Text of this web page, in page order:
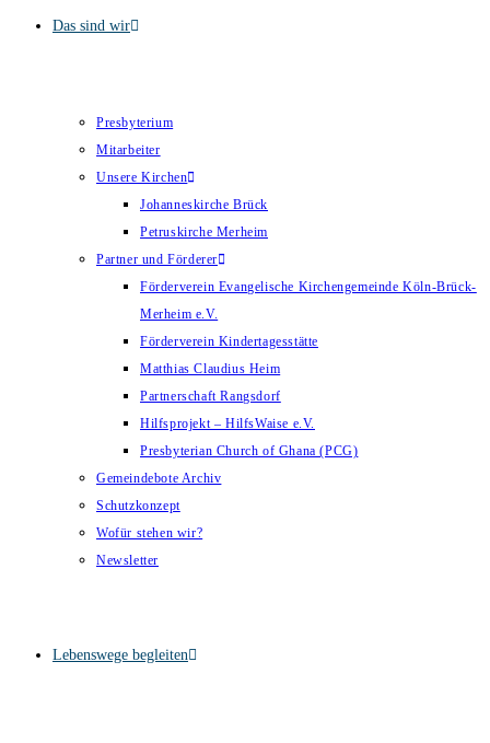
Das sind wir
Presbyterium
Mitarbeiter
Unsere Kirchen
Johanneskirche Brück
Petruskirche Merheim
Partner und Förderer
Förderverein Evangelische Kirchengemeinde Köln-Brück-
Merheim e.V.
Förderverein Kindertagesstätte
Matthias Claudius Heim
Partnerschaft Rangsdorf
Hilfsprojekt – HilfsWaise e.V.
Presbyterian Church of Ghana (PCG)
Gemeindebote Archiv
Schutzkonzept
Wofür stehen wir?
Newsletter
Lebenswege begleiten